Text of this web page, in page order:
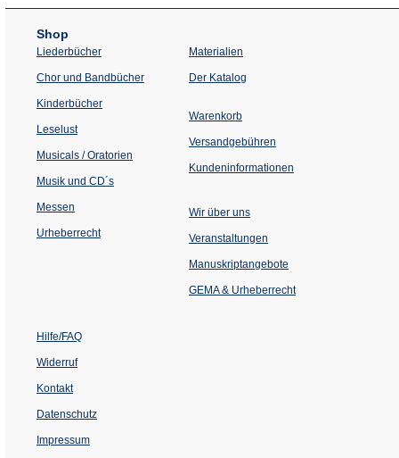
Shop
Liederbücher
Chor und Bandbücher
Kinderbücher
Leselust
Musicals / Oratorien
Musik und CD´s
Messen
Urheberrecht
Materialien
Der Katalog
Warenkorb
Versandgebühren
Kundeninformationen
Wir über uns
Veranstaltungen
einem
Tab)
Manuskriptangebote
GEMA & Urheberrecht
Hilfe/FAQ
Widerruf
Kontakt
Datenschutz
Impressum